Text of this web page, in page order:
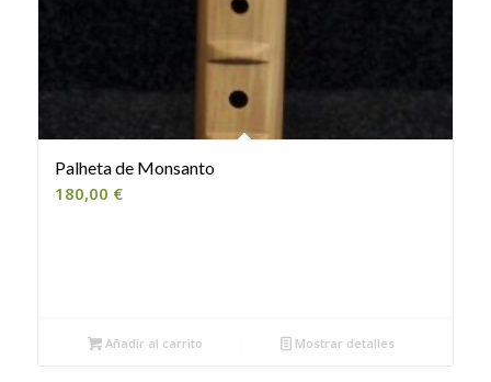
Palheta de Monsanto
180,00 €
Añadir al carrito Mostrar detalles